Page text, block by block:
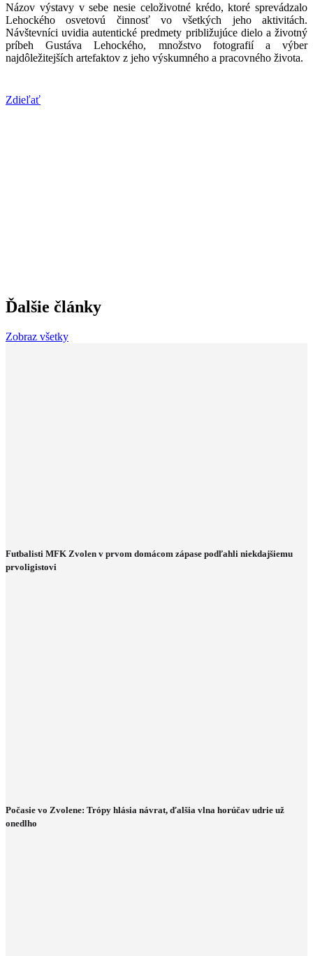
Názov výstavy v sebe nesie celoživotné krédo, ktoré sprevádzalo
Lehockého osvetovú činnosť vo všetkých jeho aktivitách.
Návštevníci uvidia autentické predmety približujúce dielo a životný
príbeh Gustáva Lehockého, množstvo fotografií a výber
najdôležitejších artefaktov z jeho výskumného a pracovného života.
Zdieľať
Ďalšie články
Zobraz všetky
Futbalisti MFK Zvolen v prvom domácom zápase podľahli niekdajšiemu
prvoligistovi
Počasie vo Zvolene: Trópy hlásia návrat, ďalšia vlna horúčav udrie už
onedlho